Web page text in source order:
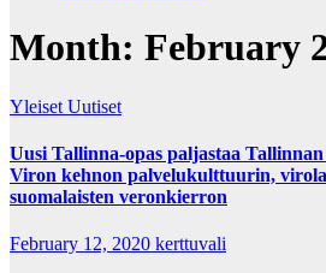
Month: February
Yleiset Uutiset
Uusi Tallinna-opas paljastaa
Viron kehnon palvelukulttuurin,
suomalaisten veronkierron
February 12, 2020 kerttuvali